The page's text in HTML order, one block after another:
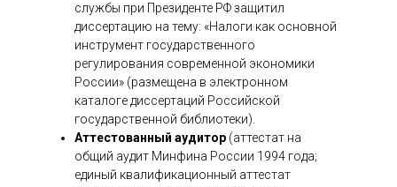
службы при Президенте РФ защитил
диссертацию на тему: «Налоги как основной
инструмент государственного
регулирования современной экономики
России» (размещена в электронном
каталоге диссертаций Российской
государственной библиотеки).
Аттестованный аудитор (аттестат на
общий аудит Минфина России 1994 года;
единый квалификационный аттестат